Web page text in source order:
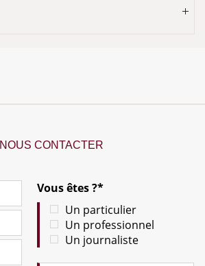
NOUS CONTACTER
Vous êtes ?*
Un particulier
Un professionnel
Un journaliste